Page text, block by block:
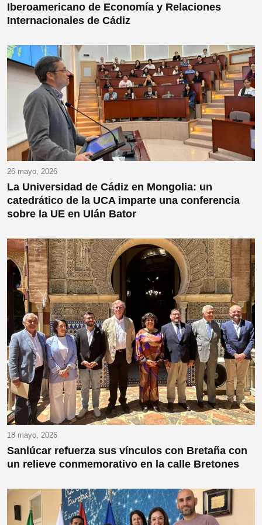
Iberoamericano de Economía y Relaciones
Internacionales de Cádiz
26 mayo, 2026
La Universidad de Cádiz en Mongolia: un
catedrático de la UCA imparte una conferencia
sobre la UE en Ulán Bator
18 mayo, 2026
Sanlúcar refuerza sus vínculos con Bretaña con
un relieve conmemorativo en la calle Bretones